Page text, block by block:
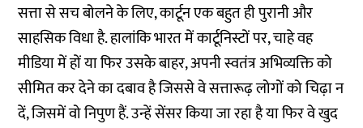
सत्ता से सच बोलने के लिए, कार्टून एक बहुत ही पुरानी और
साहसिक विधा है. हालांकि भारत में कार्टूनिस्टों पर, चाहे वह
मीडिया में हों या फिर उसके बाहर, अपनी स्वतंत्र अभिव्यक्ति को
सीमित कर देने का दबाव है जिससे वे सत्तारूढ़ लोगों को चिढ़ा न
दें, जिसमें वो निपुण हैं. उन्हें सेंसर किया जा रहा है या फिर वे खुद